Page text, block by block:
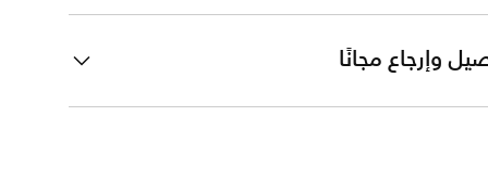
وإرجاع مجانًا